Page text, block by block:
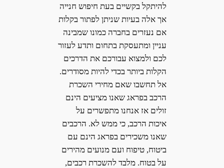
להיתקל בקשיים בעת חיפוש חנייה
אך אלה בעיות שניתן לפתור בקלות
אם נעזרים בחברה כמונו שמבינה
עניין ומתעסקת בתחום ותדע לעזור
לכם ולמצוא עבורכם את הדרכים
הקלות ביותר בכדי להיות מסודרים.
אל תחשבו שאם מחירי השכרת
הרכב בפראג שאנו מציעים הינם
זולים אז אנחנו מתפשרים על
איכות הרכב, כי ממש לא. הרכבים
שאנו משכירים בפראג הינם עם
ביטוח, טיפוח ועם מנועים מהירים
על בטוח. מלבד להשכרת רכבים,